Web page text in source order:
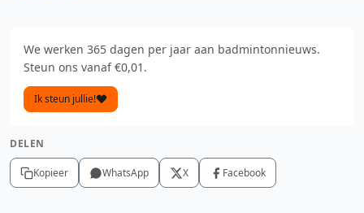
We werken 365 dagen per jaar aan badmintonnieuws.
Steun ons vanaf €0,01.
Ik steun jullie!
DELEN
Kopieer WhatsApp X Facebook